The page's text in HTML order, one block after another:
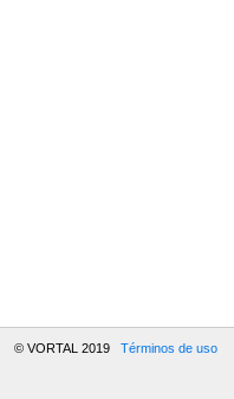
© VORTAL 2019 Términos de uso